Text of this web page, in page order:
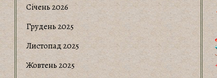
Січень 2026
Грудень 2025
Листопад 2025
Жовтень 2025